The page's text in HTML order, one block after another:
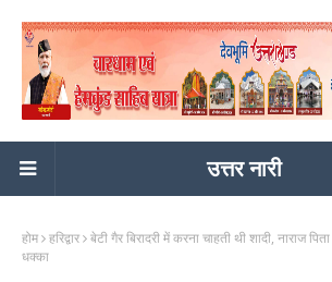
उत्तर नारी
होम हरिद्वार बेटी गैर बिरादरी में करना चाहती थी शादी, नाराज
धक्का